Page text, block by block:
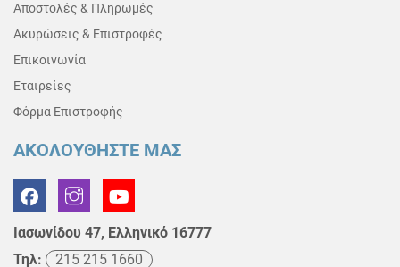
Αποστολές & Πληρωμές
Ακυρώσεις & Επιστροφές
Επικοινωνία
Εταιρείες
Φόρμα Επιστροφής
ΑΚΟΛΟΥΘΗΣΤΕ ΜΑΣ
Ιασωνίδου 47, Ελληνικό 16777
Τηλ:
215 215 1660